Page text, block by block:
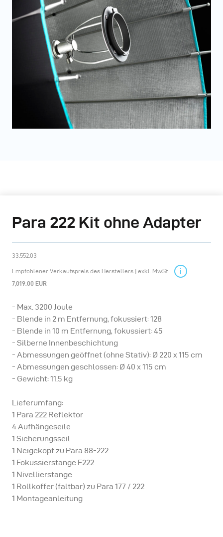
Para 222 Kit ohne Adapter
33.552.03
Empfohlener Verkaufspreis des Herstellers | exkl. MwSt.
7,019.00 EUR
- Max. 3200 Joule
- Blende in 2 m Entfernung, fokussiert: 128
- Blende in 10 m Entfernung, fokussiert: 45
- Silberne Innenbeschichtung
- Abmessungen geöffnet (ohne Stativ): Ø 220 x 115 cm
- Abmessungen geschlossen: Ø 40 x 115 cm
- Gewicht: 11.5 kg
Lieferumfang:
1 Para 222 Reflektor
4 Aufhängeseile
1 Sicherungsseil
1 Neigekopf zu Para 88-222
1 Fokussierstange F222
1 Nivellierstange
1 Rollkoffer (faltbar) zu Para 177 / 222
1 Montageanleitung